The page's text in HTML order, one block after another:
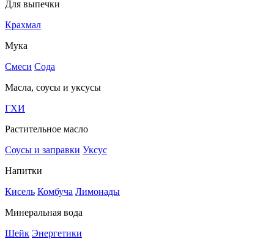
Для выпечки
Крахмал
Мука
Смеси Сода
Масла, соусы и уксусы
ГХИ
Растительное масло
Соусы и заправки Уксус
Напитки
Кисель Комбуча Лимонады
Минеральная вода
Шейк Энергетики